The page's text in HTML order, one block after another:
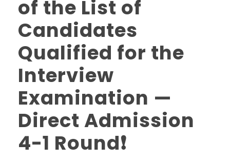
of the List of
Candidates
Qualified for the
Interview
Examination —
Direct Admission
4-1 Round❗️